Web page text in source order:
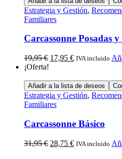
Estrategia y Gestión,
Familiares
Carcassonne Posadas
19,95€ 17,95 € IVA incluido
¡Oferta!
Añadir a la lista de deseos
Estrategia y Gestión,
Familiares
Carcassonne Básico
31,95€ 28,75 € IVA incluido